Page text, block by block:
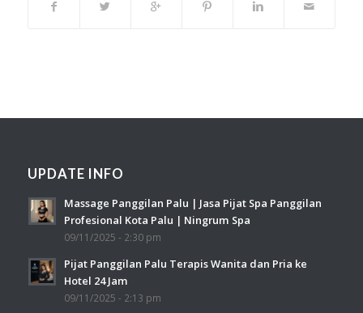
UPDATE INFO
Massage Panggilan Palu | Jasa Pijat Spa Panggilan
Profesional Kota Palu | Ningrum Spa
09/11/2025 - 2:30 pm
Pijat Panggilan Palu Terapis Wanita dan Pria ke
Hotel 24 Jam
09/11/2025 - 2:13 pm